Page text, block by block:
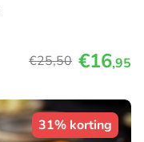
€25,50 €16,95
31% korting